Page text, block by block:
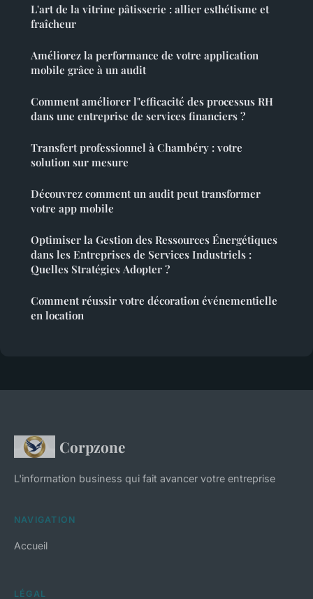
L'art de la vitrine pâtisserie : allier esthétisme et
fraîcheur
Améliorez la performance de votre application
mobile grâce à un audit
Comment améliorer l"efficacité des processus RH
dans une entreprise de services financiers ?
Transfert professionnel à Chambéry : votre
solution sur mesure
Découvrez comment un audit peut transformer
votre app mobile
Optimiser la Gestion des Ressources Énergétiques
dans les Entreprises de Services Industriels :
Quelles Stratégies Adopter ?
Comment réussir votre décoration événementielle
en location
Corpzone
L'information business qui fait avancer votre entreprise
NAVIGATION
Accueil
LÉGAL